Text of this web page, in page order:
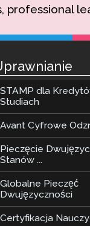
professional
STAMP dla
Studiach
Avant Cyfrowe
Pieczęcie
Stanów ...
Globalne Pieczęć
Dwujęzyczności
Certyfikacja